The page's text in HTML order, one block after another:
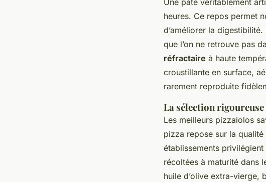
Une pâte véritablement
heures. Ce repos permet
d’améliorer la digestibilité.
que l’on ne retrouve pas
réfractaire à haute
croustillante en surface,
rarement reproduite
La sélection
Les meilleurs pizzaiolos
pizza repose sur la
établissements
récoltées à maturité dans
huile d’olive extra-vierge,